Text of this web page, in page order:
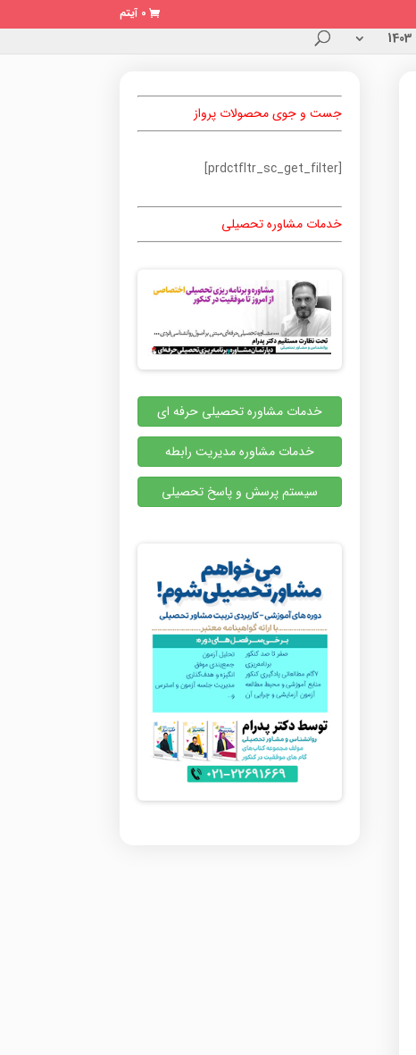
0 آیتم
جست و جوی محصولات پرواز
[prdctfltr_sc_get_filter]
خدمات مشاوره تحصیلی
خدمات مشاوره تحصیلی حرفه ای
خدمات مشاوره مدیریت رابطه
سیستم پرسش و پاسخ تحصیلی